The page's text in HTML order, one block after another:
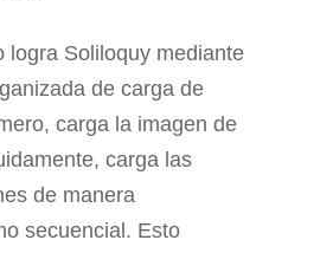
logra Soliloquy mediante
de carga de
carga la imagen de
carga las
de manera
secuencial. Esto